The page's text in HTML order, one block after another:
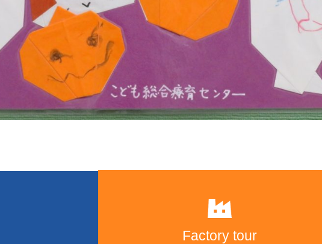
Factory tour